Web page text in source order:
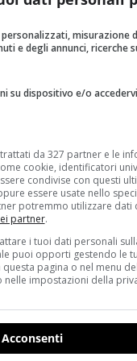
misurazione
e degli annunci, ricerche
su dispositivo e/o accedervi
da 327 partner e le
cookie, identificatori
condivise con questi
essere usate nello
potremmo utilizzare dati
partner.
i tuoi dati personali
puoi opporti gestendo le
pagina o nel menu
nelle impostazioni della
Acconsenti